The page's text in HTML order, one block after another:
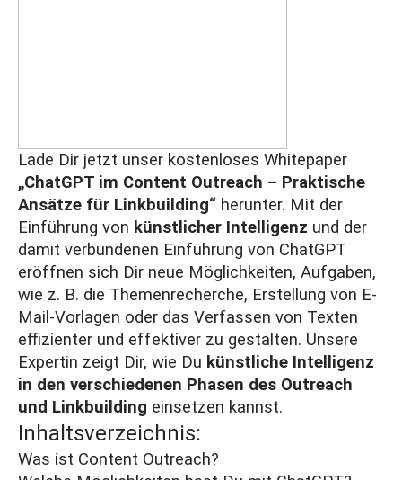
Lade Dir jetzt unser kostenloses Whitepaper
„ChatGPT im Content Outreach – Praktische
Ansätze für Linkbuilding“ herunter. Mit der
Einführung von künstlicher Intelligenz und der
damit verbundenen Einführung von ChatGPT
eröffnen sich Dir neue Möglichkeiten, Aufgaben,
wie z. B. die Themenrecherche, Erstellung von E-
Mail-Vorlagen oder das Verfassen von Texten
effizienter und effektiver zu gestalten. Unsere
Expertin zeigt Dir, wie Du künstliche Intelligenz
in den verschiedenen Phasen des Outreach
und Linkbuilding einsetzen kannst.
Inhaltsverzeichnis:
Was ist Content Outreach?